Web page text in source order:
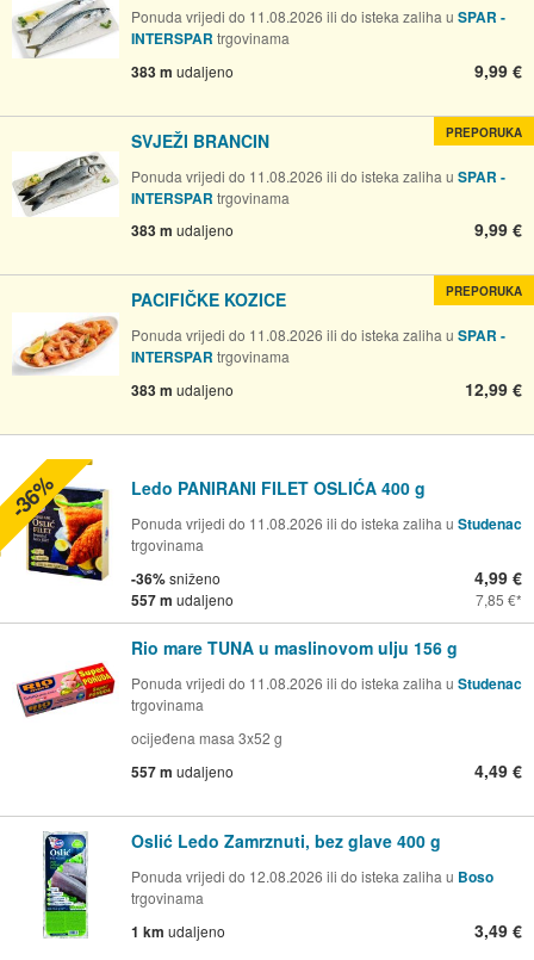
Ponuda vrijedi do 11.08.2026 ili do isteka zaliha u SPAR -
INTERSPAR trgovinama
383 m udaljeno 9,99 €
SVJEŽI BRANCIN
Ponuda vrijedi do 11.08.2026 ili do isteka zaliha u SPAR -
INTERSPAR trgovinama
383 m udaljeno 9,99 €
PREPORUKA
PACIFIČKE KOZICE
Ponuda vrijedi do 11.08.2026 ili do isteka zaliha u SPAR -
INTERSPAR trgovinama
383 m udaljeno 12,99 €
PREPORUKA
Ledo PANIRANI FILET OSLIĆA 400 g
Ponuda vrijedi do 11.08.2026 ili do isteka zaliha u Studenac
trgovinama
-36%sniženo
557 m udaljeno
4,99 €
7,85 €
-36%
Rio mare TUNA u maslinovom ulju 156 g
Ponuda vrijedi do 11.08.2026 ili do isteka zaliha u Studenac
trgovinama
ocijeđena masa 3x52 g
557 m udaljeno 4,49 €
Oslić Ledo Zamrznuti, bez glave 400 g
Ponuda vrijedi do 12.08.2026 ili do isteka zaliha u Boso
trgovinama
1 km udaljeno 3,49 €